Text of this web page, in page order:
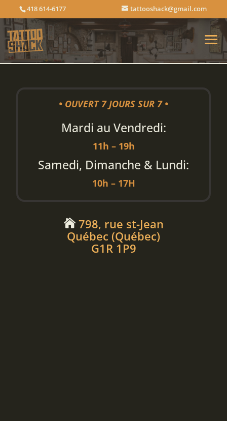
418 614-6177 tattooshack@gmail.com
• OUVERT 7 JOURS SUR 7 •
Mardi au Vendredi:
11h – 19h
Samedi, Dimanche & Lundi:
10h – 17H
798, rue st-Jean
Québec (Québec)
G1R 1P9